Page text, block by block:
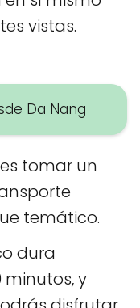
vistas.
Da Nang
tomar un
temático.
dura
y